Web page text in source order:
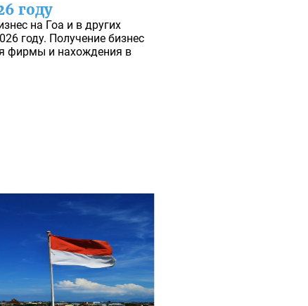
году
на Гоа и в других
году. Получение бизнес
фирмы и нахождения в